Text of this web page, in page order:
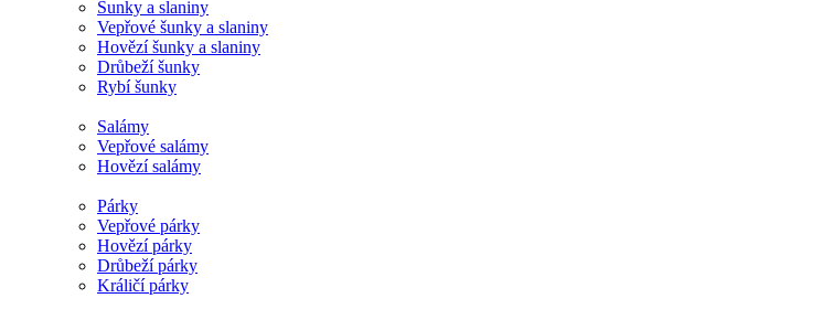
Šunky a slaniny
Vepřové šunky a slaniny
Hovězí šunky a slaniny
Drůbeží šunky
Rybí šunky
Salámy
Vepřové salámy
Hovězí salámy
Párky
Vepřové párky
Hovězí párky
Drůbeží párky
Králičí párky